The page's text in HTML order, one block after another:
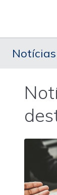
Notícias